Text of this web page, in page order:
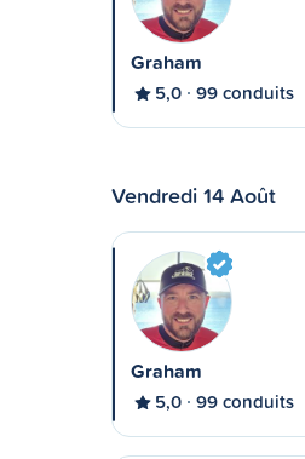
Graham
5,0 99 conduits
Vendredi 14 Août
Graham
5,0 99 conduits